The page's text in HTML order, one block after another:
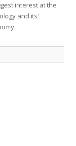
interest at the
and its'